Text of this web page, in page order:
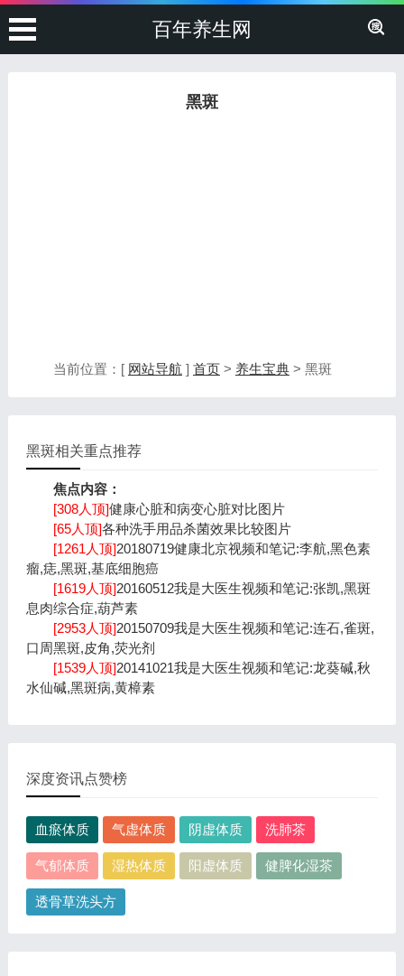
百年养生网
黑斑
当前位置：[ 网站导航 ] 首页> 养生宝典> 黑斑
黑斑相关重点推荐
焦点内容：
[308人顶]健康心脏和病变心脏对比图片
[65人顶]各种洗手用品杀菌效果比较图片
[1261人顶]20180719健康北京视频和笔记:李航,黑色素
瘤,痣,黑斑,基底细胞癌
[1619人顶]20160512我是大医生视频和笔记:张凯,黑斑
息肉综合症,葫芦素
[2953人顶]20150709我是大医生视频和笔记:连石,雀斑,
口周黑斑,皮角,荧光剂
[1539人顶]20141021我是大医生视频和笔记:龙葵碱,秋
水仙碱,黑斑病,黄樟素
深度资讯点赞榜
血瘀体质 气虚体质 阴虚体质 洗肺茶
气郁体质 湿热体质 阳虚体质 健脾化湿茶
透骨草洗头方